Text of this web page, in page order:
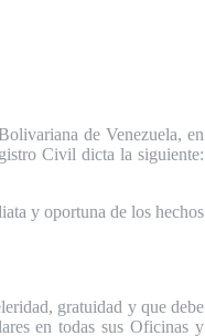
de Venezuela, en
Civil dicta la siguiente:
y oportuna de los hechos
gratuidad y que debe
en todas sus Oficinas y